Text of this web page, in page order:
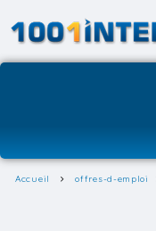
Accueil offres-d-emploi